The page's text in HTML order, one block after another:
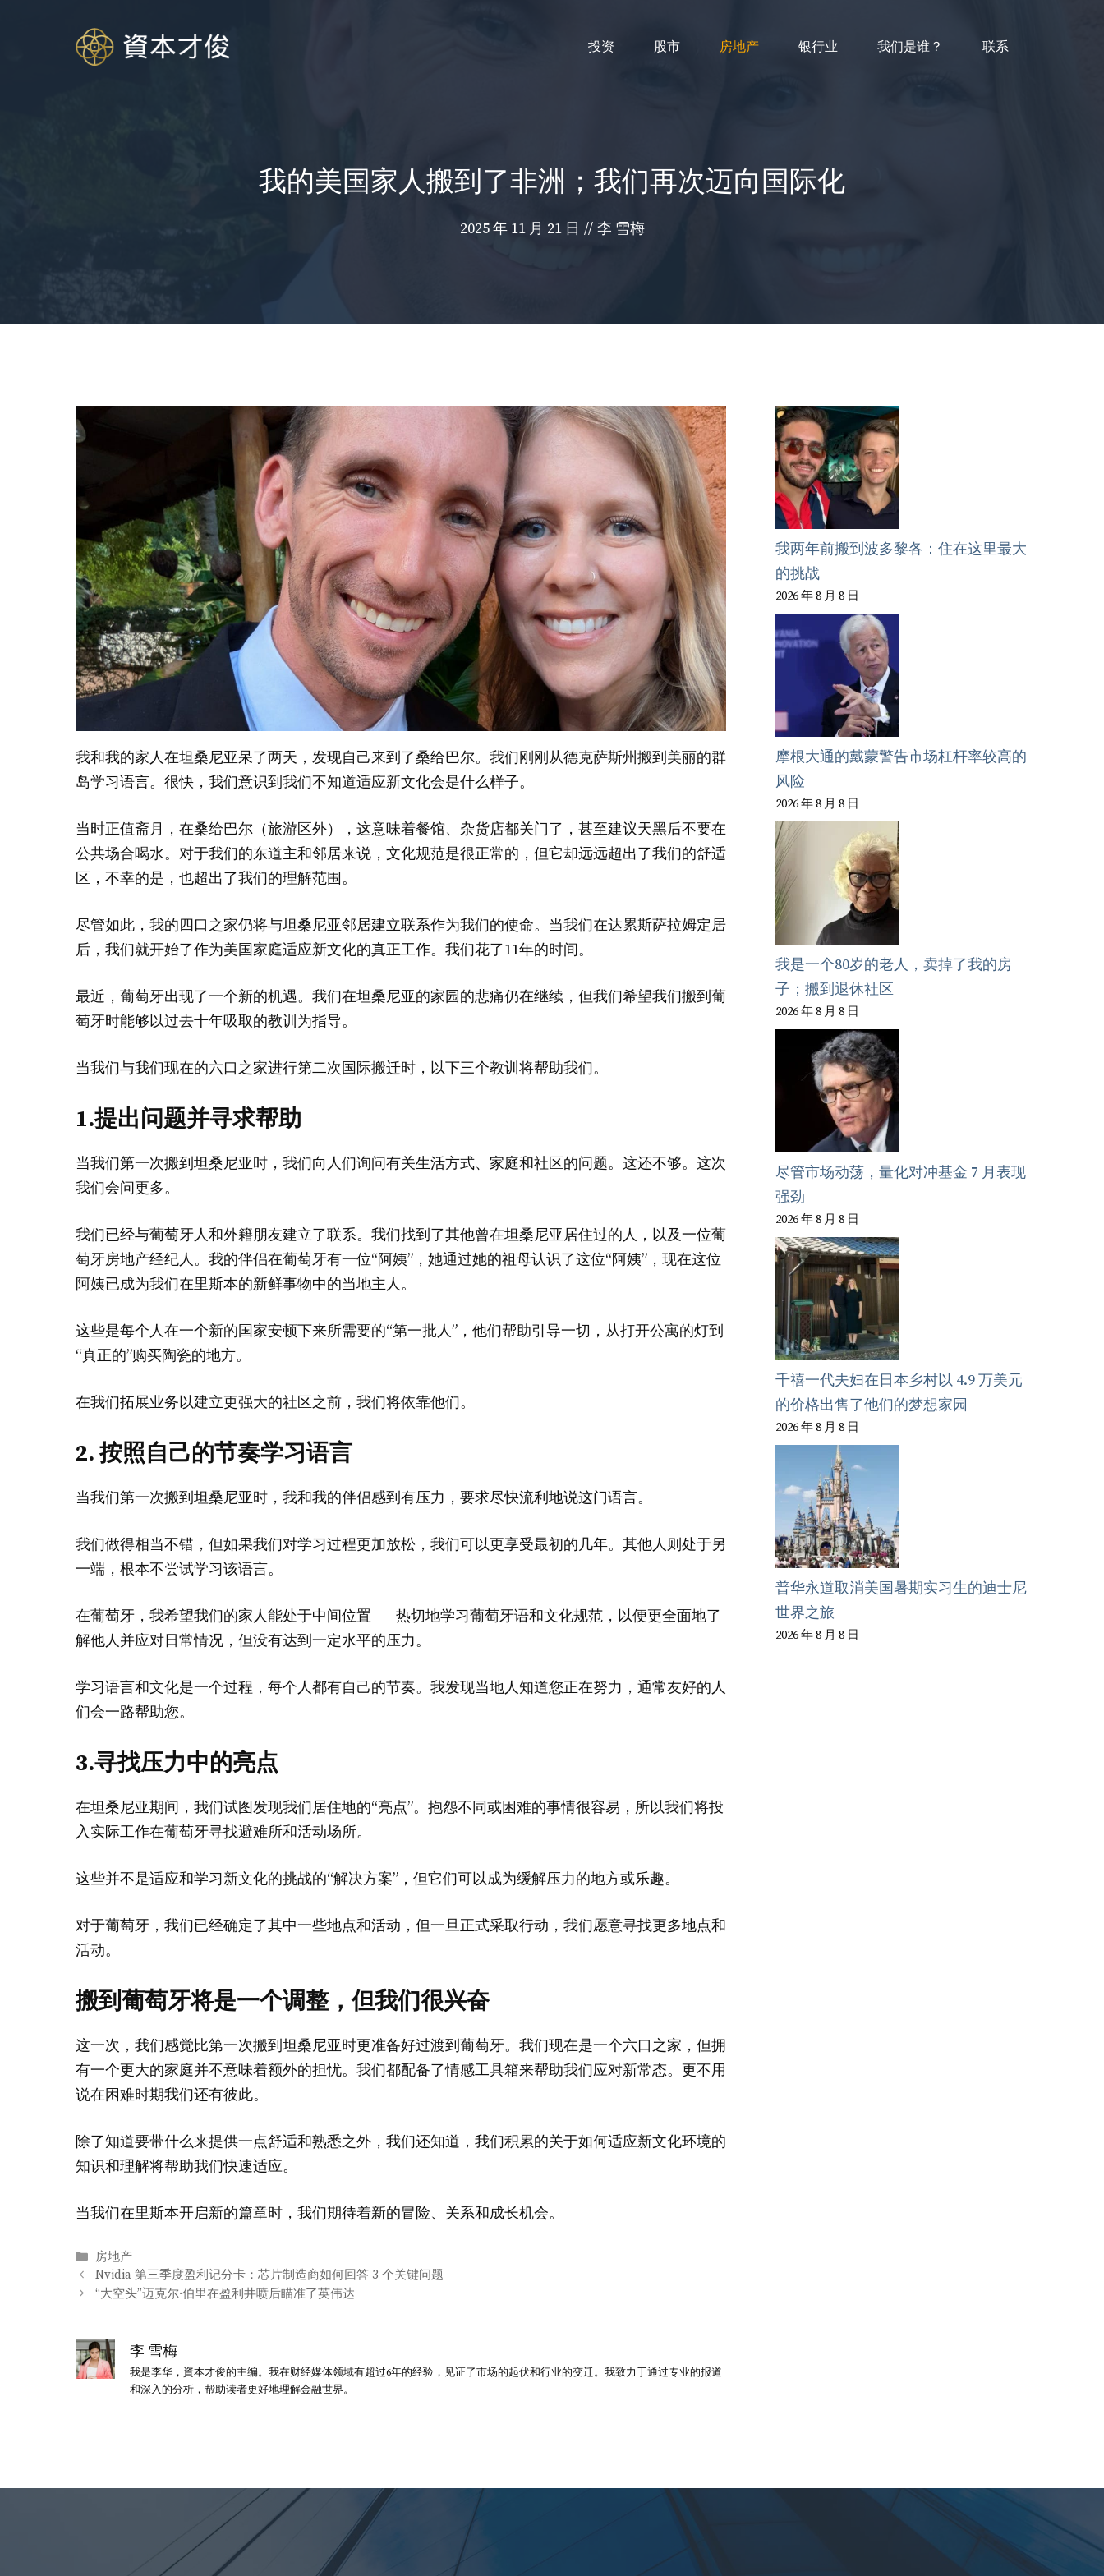
投资 股市 房地产 银行业 我们是谁？ 联系
我的美国家人搬到了非洲；我们再次迈向国际化
2025 年 11 月 21 日 // 李 雪梅
我和我的家人在坦桑尼亚呆了两天，发现自己来到了桑给巴尔。我们刚刚从德克萨斯州搬到美丽的群
岛学习语言。很快，我们意识到我们不知道适应新文化会是什么样子。
当时正值斋月，在桑给巴尔（旅游区外），这意味着餐馆、杂货店都关门了，甚至建议天黑后不要在
公共场合喝水。对于我们的东道主和邻居来说，文化规范是很正常的，但它却远远超出了我们的舒适
区，不幸的是，也超出了我们的理解范围。
尽管如此，我的四口之家仍将与坦桑尼亚邻居建立联系作为我们的使命。当我们在达累斯萨拉姆定居
后，我们就开始了作为美国家庭适应新文化的真正工作。我们花了11年的时间。
最近，葡萄牙出现了一个新的机遇。我们在坦桑尼亚的家园的悲痛仍在继续，但我们希望我们搬到葡
萄牙时能够以过去十年吸取的教训为指导。
当我们与我们现在的六口之家进行第二次国际搬迁时，以下三个教训将帮助我们。
1.提出问题并寻求帮助
当我们第一次搬到坦桑尼亚时，我们向人们询问有关生活方式、家庭和社区的问题。这还不够。这次
我们会问更多。
我们已经与葡萄牙人和外籍朋友建立了联系。我们找到了其他曾在坦桑尼亚居住过的人，以及一位葡
萄牙房地产经纪人。我的伴侣在葡萄牙有一位“阿姨”，她通过她的祖母认识了这位“阿姨”，现在这位
阿姨已成为我们在里斯本的新鲜事物中的当地主人。
这些是每个人在一个新的国家安顿下来所需要的“第一批人”，他们帮助引导一切，从打开公寓的灯到
“真正的”购买陶瓷的地方。
在我们拓展业务以建立更强大的社区之前，我们将依靠他们。
2. 按照自己的节奏学习语言
当我们第一次搬到坦桑尼亚时，我和我的伴侣感到有压力，要求尽快流利地说这门语言。
我们做得相当不错，但如果我们对学习过程更加放松，我们可以更享受最初的几年。其他人则处于另
一端，根本不尝试学习该语言。
在葡萄牙，我希望我们的家人能处于中间位置——热切地学习葡萄牙语和文化规范，以便更全面地了
解他人并应对日常情况，但没有达到一定水平的压力。
学习语言和文化是一个过程，每个人都有自己的节奏。我发现当地人知道您正在努力，通常友好的人
们会一路帮助您。
3.寻找压力中的亮点
在坦桑尼亚期间，我们试图发现我们居住地的“亮点”。抱怨不同或困难的事情很容易，所以我们将投
入实际工作在葡萄牙寻找避难所和活动场所。
这些并不是适应和学习新文化的挑战的“解决方案”，但它们可以成为缓解压力的地方或乐趣。
对于葡萄牙，我们已经确定了其中一些地点和活动，但一旦正式采取行动，我们愿意寻找更多地点和
活动。
搬到葡萄牙将是一个调整，但我们很兴奋
这一次，我们感觉比第一次搬到坦桑尼亚时更准备好过渡到葡萄牙。我们现在是一个六口之家，但拥
有一个更大的家庭并不意味着额外的担忧。我们都配备了情感工具箱来帮助我们应对新常态。更不用
说在困难时期我们还有彼此。
除了知道要带什么来提供一点舒适和熟悉之外，我们还知道，我们积累的关于如何适应新文化环境的
知识和理解将帮助我们快速适应。
当我们在里斯本开启新的篇章时，我们期待着新的冒险、关系和成长机会。
分
类
房地产
Nvidia 第三季度盈利记分卡：芯片制造商如何回答 3 个关键问题
“大空头”迈克尔·伯里在盈利井喷后瞄准了英伟达
李 雪梅
我是李华，資本才俊的主编。我在财经媒体领域有超过6年的经验，见证了市场的起伏和行业的变迁。我致力于通过专业的报道
和深入的分析，帮助读者更好地理解金融世界。
我两年前搬到波多黎各：住在这里最大
的挑战
2026 年 8 月 8 日
摩根大通的戴蒙警告市场杠杆率较高的
风险
2026 年 8 月 8 日
我是一个80岁的老人，卖掉了我的房
子；搬到退休社区
2026 年 8 月 8 日
尽管市场动荡，量化对冲基金 7 月表现
强劲
2026 年 8 月 8 日
千禧一代夫妇在日本乡村以 4.9 万美元
的价格出售了他们的梦想家园
2026 年 8 月 8 日
普华永道取消美国暑期实习生的迪士尼
世界之旅
2026 年 8 月 8 日